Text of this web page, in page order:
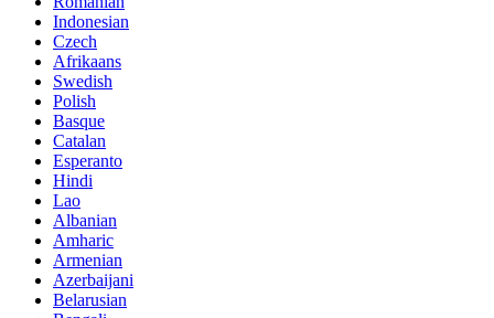
Indonesian
Czech
Afrikaans
Swedish
Polish
Basque
Catalan
Esperanto
Hindi
Lao
Albanian
Amharic
Armenian
Azerbaijani
Belarusian